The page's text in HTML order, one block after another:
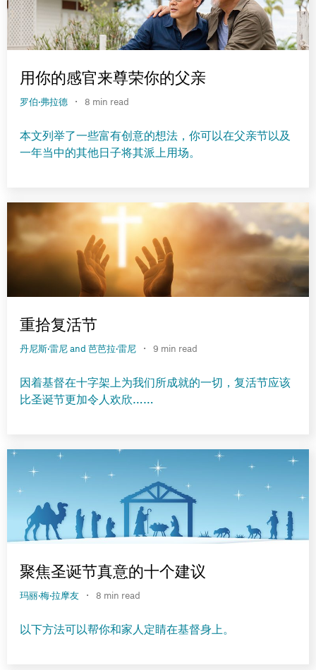
用你的感官来尊荣你的父亲
罗伯·弗拉德 · 8 min read
本文列举了一些富有创意的想法，你可以在父亲节以及
一年当中的其他日子将其派上用场。
重拾复活节
丹尼斯·雷尼 and 芭芭拉·雷尼 · 9 min read
因着基督在十字架上为我们所成就的一切，复活节应该
比圣诞节更加令人欢欣……
聚焦圣诞节真意的十个建议
玛丽·梅·拉摩友 · 8 min read
以下方法可以帮你和家人定睛在基督身上。